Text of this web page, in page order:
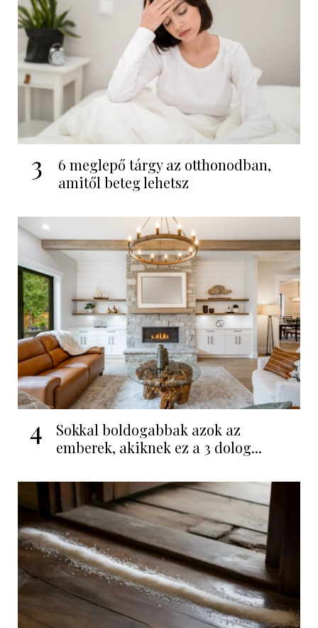
3
6 meglepő tárgy az otthonodban,
amitől beteg lehetsz
4
Sokkal boldogabbak azok az
emberek, akiknek ez a 3 dolog...